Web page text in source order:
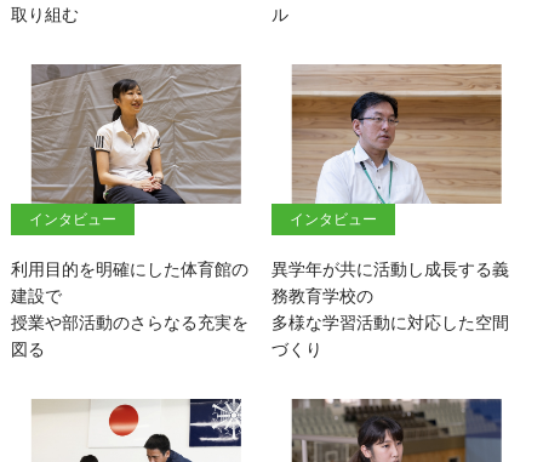
取り組む
ル
インタビュー
利用目的を明確にした体育館の
建設で
授業や部活動のさらなる充実を
図る
インタビュー
異学年が共に活動し成長する義
務教育学校の
多様な学習活動に対応した空間
づくり